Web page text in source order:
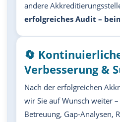
andere
erfolgreiches Audit –
🔄
Verbesserung &
Nach der erfolgreichen
wir Sie auf Wunsch weiter
Betreuung, Gap-Analysen,